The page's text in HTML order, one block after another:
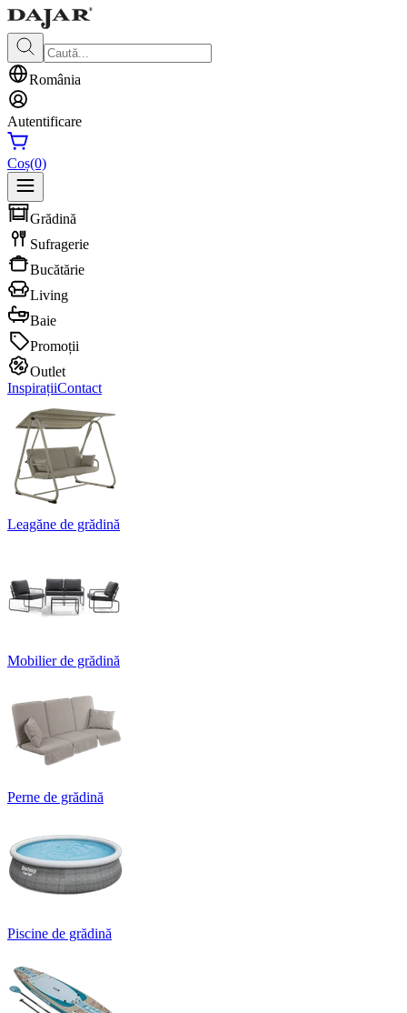
România
Autentificare
Coș(0)
Grădină
Sufragerie
Bucătărie
Living
Baie
Promoții
Outlet
InspirațiiContact
Leagăne de grădină
Mobilier de grădină
Perne de grădină
Piscine de grădină